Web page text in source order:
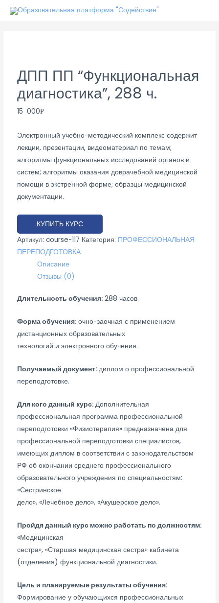
Перейти
ДПП ПП “Функциональная
диагностика”, 288 ч.
15 000Р
Электронный учебно-методический комплекс содержит
лекции, презентации, видеоматериал по темам;
алгоритмы функциональных исследований органов и
систем; алгоритмы оказания доврачебной медицинской
помощи в экстренной форме; образцы медицинской
документации.
КУПИТЬ КУРС
Артикул: course-117 Категория: ПРОФЕССИОНАЛЬНАЯ
ПЕРЕПОДГОТОВКА
Описание
Отзывы (0)
Длительность обучения: 288 часов.
Форма обучения: очно-заочная с применением
дистанционных образовательных
технологий и электронного обучения.
Получаемый документ: диплом о профессиональной
переподготовке.
Для кого данный курс: Дополнительная
профессиональная программа профессиональной
переподготовки «Физиотерапия» предназначена для
профессиональной переподготовки специалистов,
имеющих диплом в соответствии с законодательством
РФ об окончании среднего профессионального
образовательного учреждения по специальностям:
«Сестринское
дело», «Лечебное дело», «Акушерское дело».
Пройдя данный курс можно работать по должностям:
«Медицинская
сестра», «Старшая медицинская сестра» кабинета
(отделения) функциональной диагностики.
Цель и планируемые результаты обучения:
Формирование у обучающихся профессиональных